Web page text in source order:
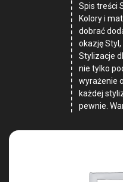
Spis treści
Kolory i
dobrać
okazję
Stylizacje
nie tylko
wyrażenie
każdej
pewnie.